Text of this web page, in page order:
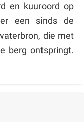
en kuuroord op
een sinds de
die met
berg ontspringt.